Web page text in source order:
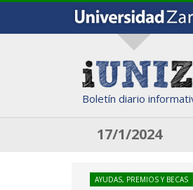
Boletín diario
17/1/2024
AYUDAS, PREMIOS Y BECAS